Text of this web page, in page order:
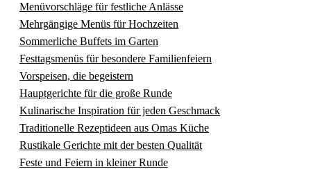
Menüvorschläge für festliche Anlässe
Mehrgängige Menüs für Hochzeiten
Sommerliche Buffets im Garten
Festtagsmenüs für besondere Familienfeiern
Vorspeisen, die begeistern
Hauptgerichte für die große Runde
Kulinarische Inspiration für jeden Geschmack
Traditionelle Rezeptideen aus Omas Küche
Rustikale Gerichte mit der besten Qualität
Feste und Feiern in kleiner Runde